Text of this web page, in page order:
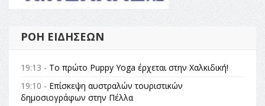
ΡΟΉ ΕΙΔΉΣΕΩΝ
19:13 - Το πρώτο Puppy Yoga έρχεται στην Χαλκιδική!
19:10 - Επίσκεψη αυστραλών τουριστικών
δημοσιογράφων στην Πέλλα